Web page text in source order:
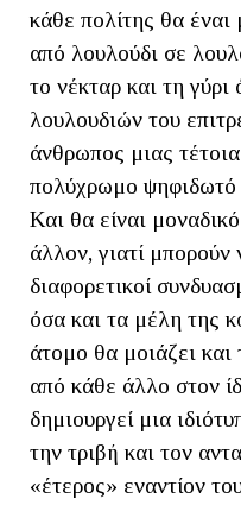
κάθε πολίτης θα
από λουλούδι σε
το νέκταρ και τη
λουλουδιών του
άνθρωπος μιας
πολύχρωμο ψηφιδωτό
Και θα είναι
άλλον, γιατί μπορούν
διαφορετικοί
όσα και τα μέλη της
άτομο θα μοιάζει και
από κάθε άλλο στον
δημιουργεί μια
την τριβή και τον
«έτερος» εναντίον